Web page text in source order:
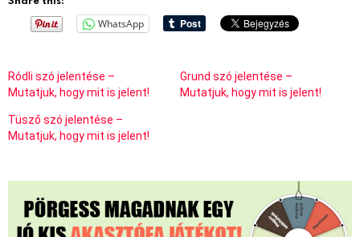
WhatsApp
Ródli szó jelentése –
Mutatjuk, hogy mit is jelent!
Grund szó jelentése –
Mutatjuk, hogy mit is jelent!
Tüsző szó jelentése –
Mutatjuk, hogy mit is jelent!